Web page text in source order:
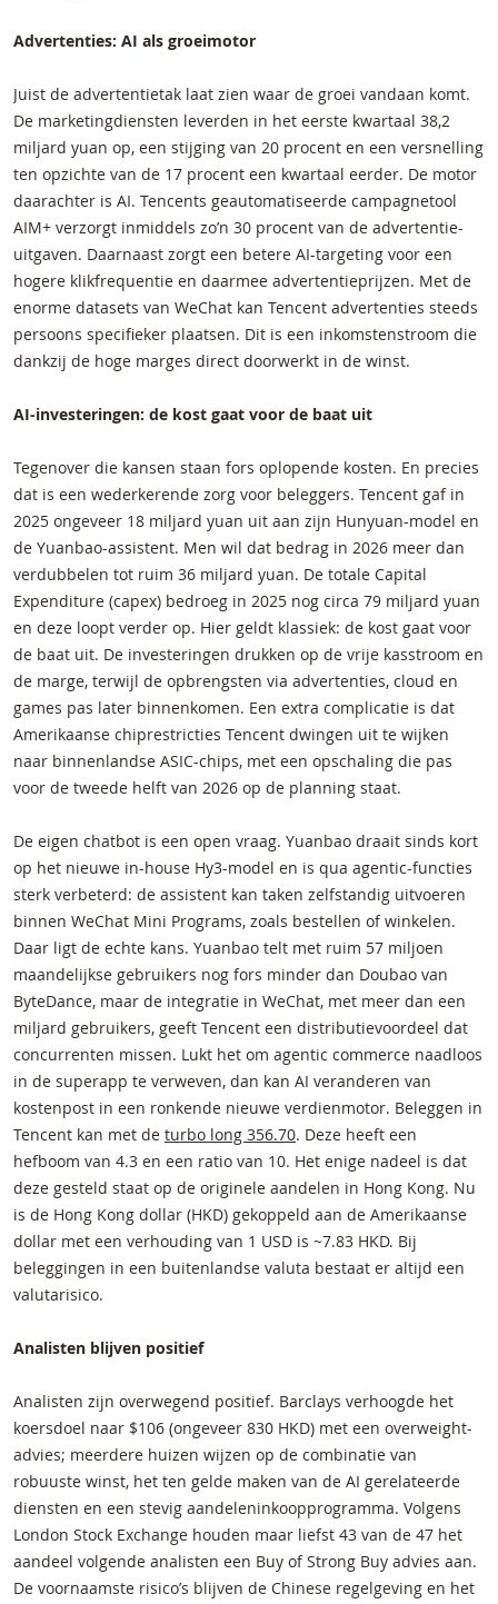
Advertenties: AI als groeimotor
Juist de advertentietak laat zien waar de groei vandaan komt.
De marketingdiensten leverden in het eerste kwartaal 38,2
miljard yuan op, een stijging van 20 procent en een versnelling
ten opzichte van de 17 procent een kwartaal eerder. De motor
daarachter is AI. Tencents geautomatiseerde campagnetool
AIM+ verzorgt inmiddels zo’n 30 procent van de advertentie-
uitgaven. Daarnaast zorgt een betere AI-targeting voor een
hogere klikfrequentie en daarmee advertentieprijzen. Met de
enorme datasets van WeChat kan Tencent advertenties steeds
persoons specifieker plaatsen. Dit is een inkomstenstroom die
dankzij de hoge marges direct doorwerkt in de winst.
AI-investeringen: de kost gaat voor de baat uit
Tegenover die kansen staan fors oplopende kosten. En precies
dat is een wederkerende zorg voor beleggers. Tencent gaf in
2025 ongeveer 18 miljard yuan uit aan zijn Hunyuan-model en
de Yuanbao-assistent. Men wil dat bedrag in 2026 meer dan
verdubbelen tot ruim 36 miljard yuan. De totale Capital
Expenditure (capex) bedroeg in 2025 nog circa 79 miljard yuan
en deze loopt verder op. Hier geldt klassiek: de kost gaat voor
de baat uit. De investeringen drukken op de vrije kasstroom en
de marge, terwijl de opbrengsten via advertenties, cloud en
games pas later binnenkomen. Een extra complicatie is dat
Amerikaanse chiprestricties Tencent dwingen uit te wijken
naar binnenlandse ASIC-chips, met een opschaling die pas
voor de tweede helft van 2026 op de planning staat.
De eigen chatbot is een open vraag. Yuanbao draait sinds kort
op het nieuwe in-house Hy3-model en is qua agentic-functies
sterk verbeterd: de assistent kan taken zelfstandig uitvoeren
binnen WeChat Mini Programs, zoals bestellen of winkelen.
Daar ligt de echte kans. Yuanbao telt met ruim 57 miljoen
maandelijkse gebruikers nog fors minder dan Doubao van
ByteDance, maar de integratie in WeChat, met meer dan een
miljard gebruikers, geeft Tencent een distributievoordeel dat
concurrenten missen. Lukt het om agentic commerce naadloos
in de superapp te verweven, dan kan AI veranderen van
kostenpost in een ronkende nieuwe verdienmotor. Beleggen in
Tencent kan met de turbo long 356.70. Deze heeft een
hefboom van 4.3 en een ratio van 10. Het enige nadeel is dat
deze gesteld staat op de originele aandelen in Hong Kong. Nu
is de Hong Kong dollar (HKD) gekoppeld aan de Amerikaanse
dollar met een verhouding van 1 USD is ~7.83 HKD. Bij
beleggingen in een buitenlandse valuta bestaat er altijd een
valutarisico.
Analisten blijven positief
Analisten zijn overwegend positief. Barclays verhoogde het
koersdoel naar $106 (ongeveer 830 HKD) met een overweight-
advies; meerdere huizen wijzen op de combinatie van
robuuste winst, het ten gelde maken van de AI gerelateerde
diensten en een stevig aandeleninkoopprogramma. Volgens
London Stock Exchange houden maar liefst 43 van de 47 het
aandeel volgende analisten een Buy of Strong Buy advies aan.
De voornaamste risico’s blijven de Chinese regelgeving en het